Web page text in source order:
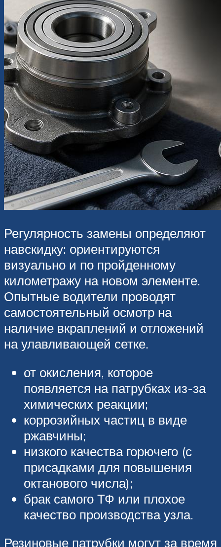
Регулярность замены определяют
навскидку: ориентируются
визуально и по пройденному
километражу на новом элементе.
Опытные водители проводят
самостоятельный осмотр на
наличие вкраплений и отложений
на улавливающей сетке.
от окисления, которое
появляется на патрубках из-за
химических реакции;
коррозийных частиц в виде
ржавчины;
низкого качества горючего (с
присадками для повышения
октанового числа);
брак самого ТФ или плохое
качество производства узла.
Резиновые патрубки могут за время